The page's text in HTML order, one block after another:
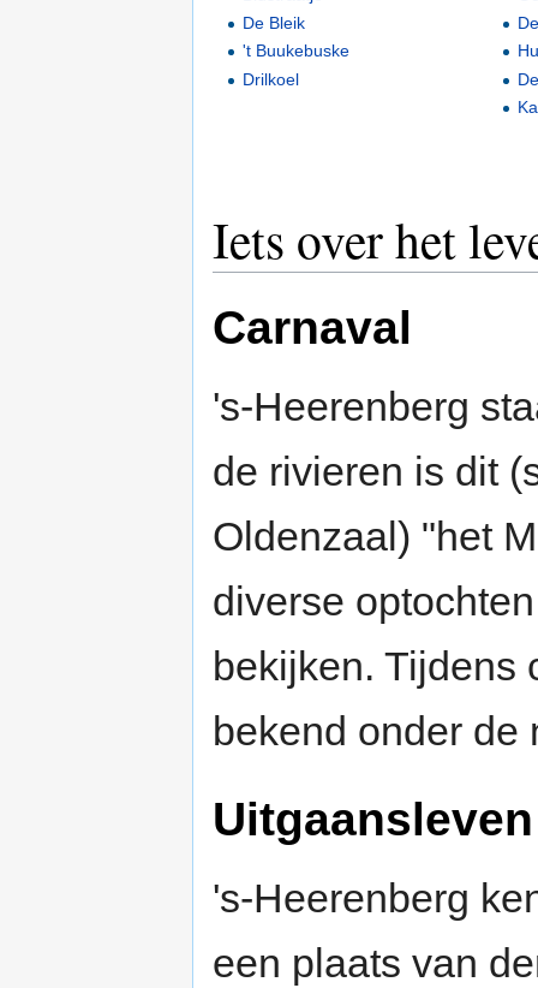
De Bleik
't Buukebuske
Drilkoel
Iets over het
Carnaval
's-Heerenberg
de rivieren is dit
Oldenzaal) "het
diverse
bekijken. Tijdens
bekend onder de
Uitgaansleven
's-Heerenberg
een plaats van